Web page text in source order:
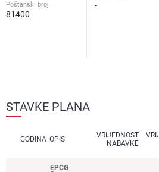
-
Poštanski broj
81400
STAVKE PLANA
GODINA OPIS
VRIJEDNOST
NABAVKE
EPCG